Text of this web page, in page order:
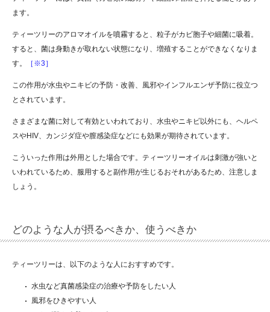
ます。
ティーツリーのアロマオイルを噴霧すると、粒子がカビ胞子や細菌に吸着。
すると、菌は身動きが取れない状態になり、増殖することができなくなりま
す。
［※3］
この作用が水虫やニキビの予防・改善、風邪やインフルエンザ予防に役立つ
とされています。
さまざまな菌に対して有効といわれており、水虫やニキビ以外にも、ヘルペ
スやHIV、カンジダ症や膣感染症などにも効果が期待されています。
こういった作用は外用とした場合です。ティーツリーオイルは刺激が強いと
いわれているため、服用すると副作用が生じるおそれがあるため、注意しま
しょう。
どのような人が摂るべきか、使うべきか
ティーツリーは、以下のような人におすすめです。
水虫など真菌感染症の治療や予防をしたい人
風邪をひきやすい人